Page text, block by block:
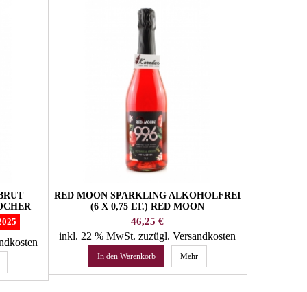
RED MOON SPARKLING ALKOHOLFREI
(6 X 0,75 LT.) RED MOON
Preis
46,25 €
inkl. 22 % MwSt.zuzügl. Versandkosten
In den Warenkorb Mehr